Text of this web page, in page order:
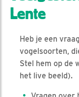
Lente
Heb je een
vogelsoorten,
Stel hem op de
het live beeld).